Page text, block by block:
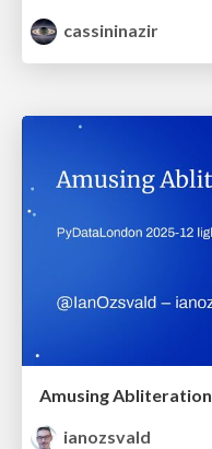
cassininazir
Amusing Abliteration
ianozsvald